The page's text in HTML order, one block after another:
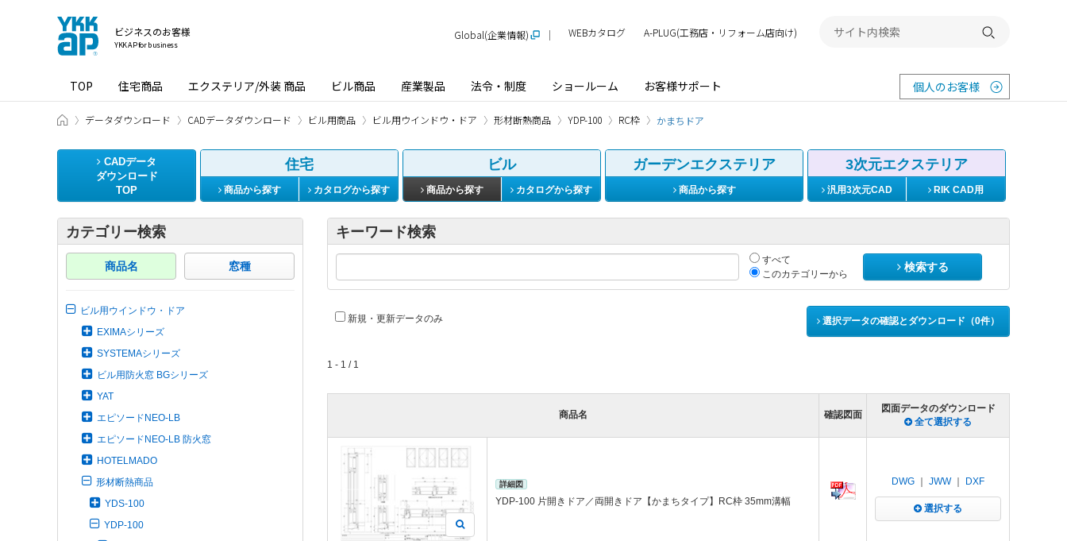
ビジネスのお客様
YKK AP for business
TOP 住宅商品 エクステリア/外装 商品 ビル商品 産業製品 法令・制度 ショールーム お客様サポート 個人のお客様
Global(企業情報) WEBカタログ A-PLUG(工務店・リフォーム店向け) 検索する
ビジネスのお客様 HOME
データダウンロード CADデータダウンロード ビル用商品 ビル用ウインドウ・ドア 形材断熱商品 YDP-100 RC枠 かまちドア
CADデータ
ダウンロード
TOP
住宅
商品から探す カタログから探す
ビル
商品から探す カタログから探す
ガーデンエクステリア
商品から探す
3次元エクステリア
汎用3次元CAD RIK CAD用
カテゴリー検索
商品名 窓種
ビル用ウインドウ・ドア
EXIMAシリーズ
SYSTEMAシリーズ
ビル用防火窓 BGシリーズ
YAT
エピソードNEO-LB
エピソードNEO-LB 防火窓
HOTELMADO
形材断熱商品
YDS-100
YDP-100
キーワード検索
すべて
このカテゴリーから
検索する
新規・更新データのみ 選択データの確認とダウンロード（0件）
1 - 1 / 1
商品名 確認図面
図面データのダウンロード
全て選択する
詳細図
YDP-100 片開きドア／両開きドア【かまちタイプ】RC枠 35mm溝幅
DWG JWW｜ DXF
選択する